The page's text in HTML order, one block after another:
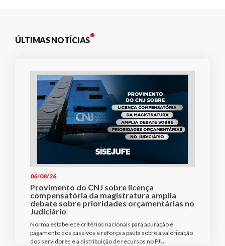
ÚLTIMAS NOTÍCIAS
06/08/26
Provimento do CNJ sobre licença
compensatória da magistratura amplia
debate sobre prioridades orçamentárias no
Judiciário
Norma estabelece critérios nacionais para apuração e
pagamento dos passivos e reforça a pauta sobre a valorização
dos servidores e a distribuição de recursos no PJU